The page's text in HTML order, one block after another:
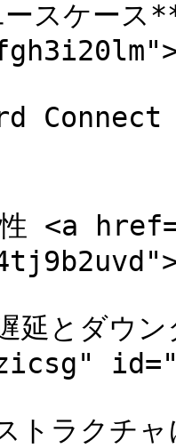
スケー
Connect
<a
延とダウ
トラクチ